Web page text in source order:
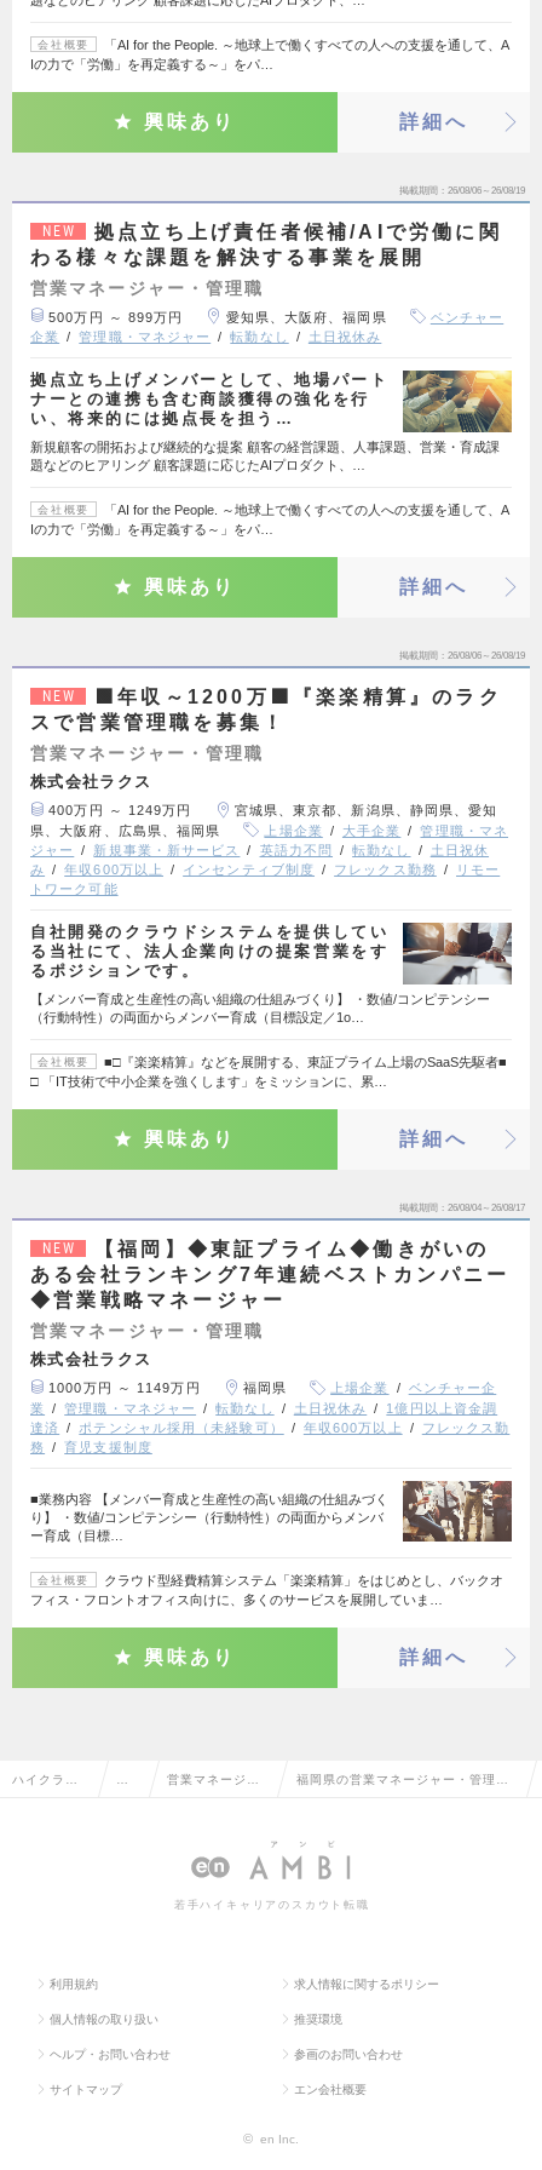
会社概要
「AI for the People. ～地球上で働くすべての人への支援を通して、A
Iの力で「労働」を再定義する～」をパ…
興味あり 詳細へ
掲載期間 26/08/06～26/08/19
NEW
拠点立ち上げ責任者候補/AIで労働に関
わる様々な課題を解決する事業を展開
営業マネージャー・管理職
500万円 ～ 899万円 愛知県、大阪府、福岡県
ベンチャー
企業
管理職・マネジャー 転勤なし 土日祝休み
拠点立ち上げメンバーとして、地場パート
ナーとの連携も含む商談獲得の強化を行
い、将来的には拠点長を担う…
新規顧客の開拓および継続的な提案 顧客の経営課題、人事課題、営業・育成課
題などのヒアリング 顧客課題に応じたAIプロダクト、…
会社概要
「AI for the People. ～地球上で働くすべての人への支援を通して、A
Iの力で「労働」を再定義する～」をパ…
興味あり 詳細へ
掲載期間 26/08/06～26/08/19
NEW
🟩年収～1200万🟩『楽楽精算』のラク
スで営業管理職を募集！
営業マネージャー・管理職
株式会社ラクス
400万円 ～ 1249万円
宮城県、東京都、新潟県、静岡県、愛知
県、大阪府、広島県、福岡県
上場企業 大手企業
管理職・マネ
ジャー
新規事業・新サービス 英語力不問 転勤なし
土日祝休
み
年収600万以上 インセンティブ制度 フレックス勤務
リモー
トワーク可能
自社開発のクラウドシステムを提供してい
る当社にて、法人企業向けの提案営業をす
るポジションです。
【メンバー育成と生産性の高い組織の仕組みづくり】 ・数値/コンピテンシー
（行動特性）の両面からメンバー育成（目標設定／1o…
会社概要
■□『楽楽精算』などを展開する、東証プライム上場のSaaS先駆者■
□ 「IT技術で中小企業を強くします」をミッションに、累…
興味あり 詳細へ
掲載期間 26/08/04～26/08/17
NEW
【福岡】◆東証プライム◆働きがいの
ある会社ランキング7年連続ベストカンパニー
◆営業戦略マネージャー
営業マネージャー・管理職
株式会社ラクス
1000万円 ～ 1149万円 福岡県 上場企業
ベンチャー企
業
管理職・マネジャー 転勤なし 土日祝休み
1億円以上資金調
達済
ポテンシャル採用（未経験可） 年収600万以上
フレックス勤
務
育児支援制度
■業務内容 【メンバー育成と生産性の高い組織の仕組みづく
り】 ・数値/コンピテンシー（行動特性）の両面からメンバ
ー育成（目標…
会社概要
クラウド型経費精算システム「楽楽精算」をはじめとし、バックオ
フィス・フロントオフィス向けに、多くのサービスを展開していま…
興味あり 詳細へ
ハイクラス 営業マネージャ 福岡県の営業マネージャー・管理職
若手ハイキャリアのスカウト転職
利用規約 求人情報に関するポリシー
個人情報の取り扱い 推奨環境
ヘルプ・お問い合わせ 参画のお問い合わせ
サイトマップ エン会社概要
© en Inc.